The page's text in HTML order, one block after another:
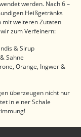
werden. Nach 6 –
Heißgetränks
mit weiteren Zutaten
zum Verfeinern:
& Sirup
Sahne
Orange, Ingwer &
überzeugen nicht nur
in einer Schale